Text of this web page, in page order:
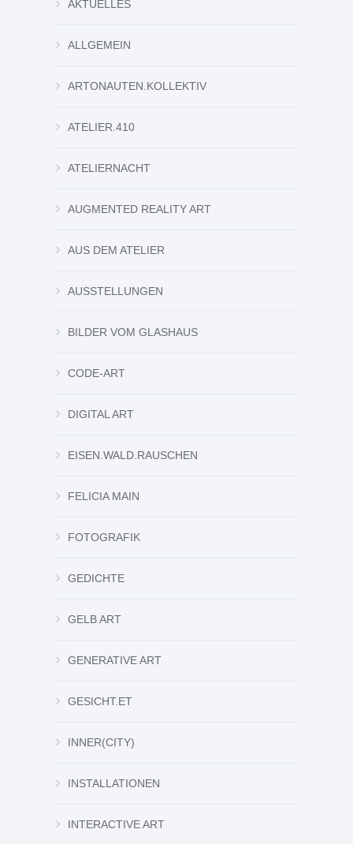
AKTUELLES
ALLGEMEIN
ARTONAUTEN.KOLLEKTIV
ATELIER.410
ATELIERNACHT
AUGMENTED REALITY ART
AUS DEM ATELIER
AUSSTELLUNGEN
BILDER VOM GLASHAUS
CODE-ART
DIGITAL ART
EISEN.WALD.RAUSCHEN
FELICIA MAIN
FOTOGRAFIK
GEDICHTE
GELB ART
GENERATIVE ART
GESICHT.ET
INNER(CITY)
INSTALLATIONEN
INTERACTIVE ART